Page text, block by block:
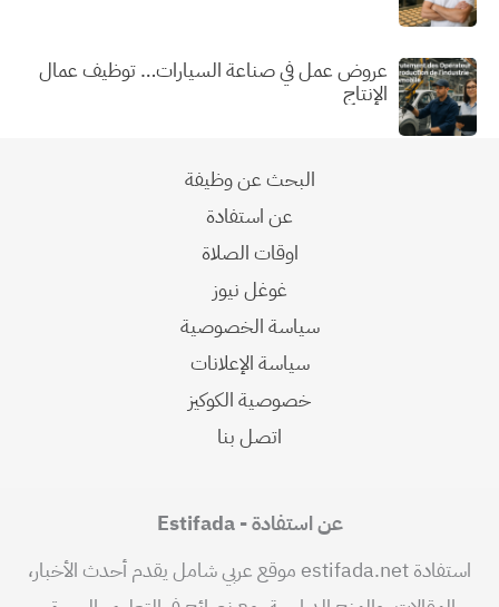
عروض عمل في صناعة السيارات… توظيف عمال
الإنتاج
البحث عن وظيفة
عن استفادة
اوقات الصلاة
غوغل نيوز
سياسة الخصوصية
سياسة الإعلانات
خصوصية الكوكيز
اتصل بنا
عن استفادة - Estifada
استفادة estifada.net موقع عربي شامل يقدم أحدث الأخبار،